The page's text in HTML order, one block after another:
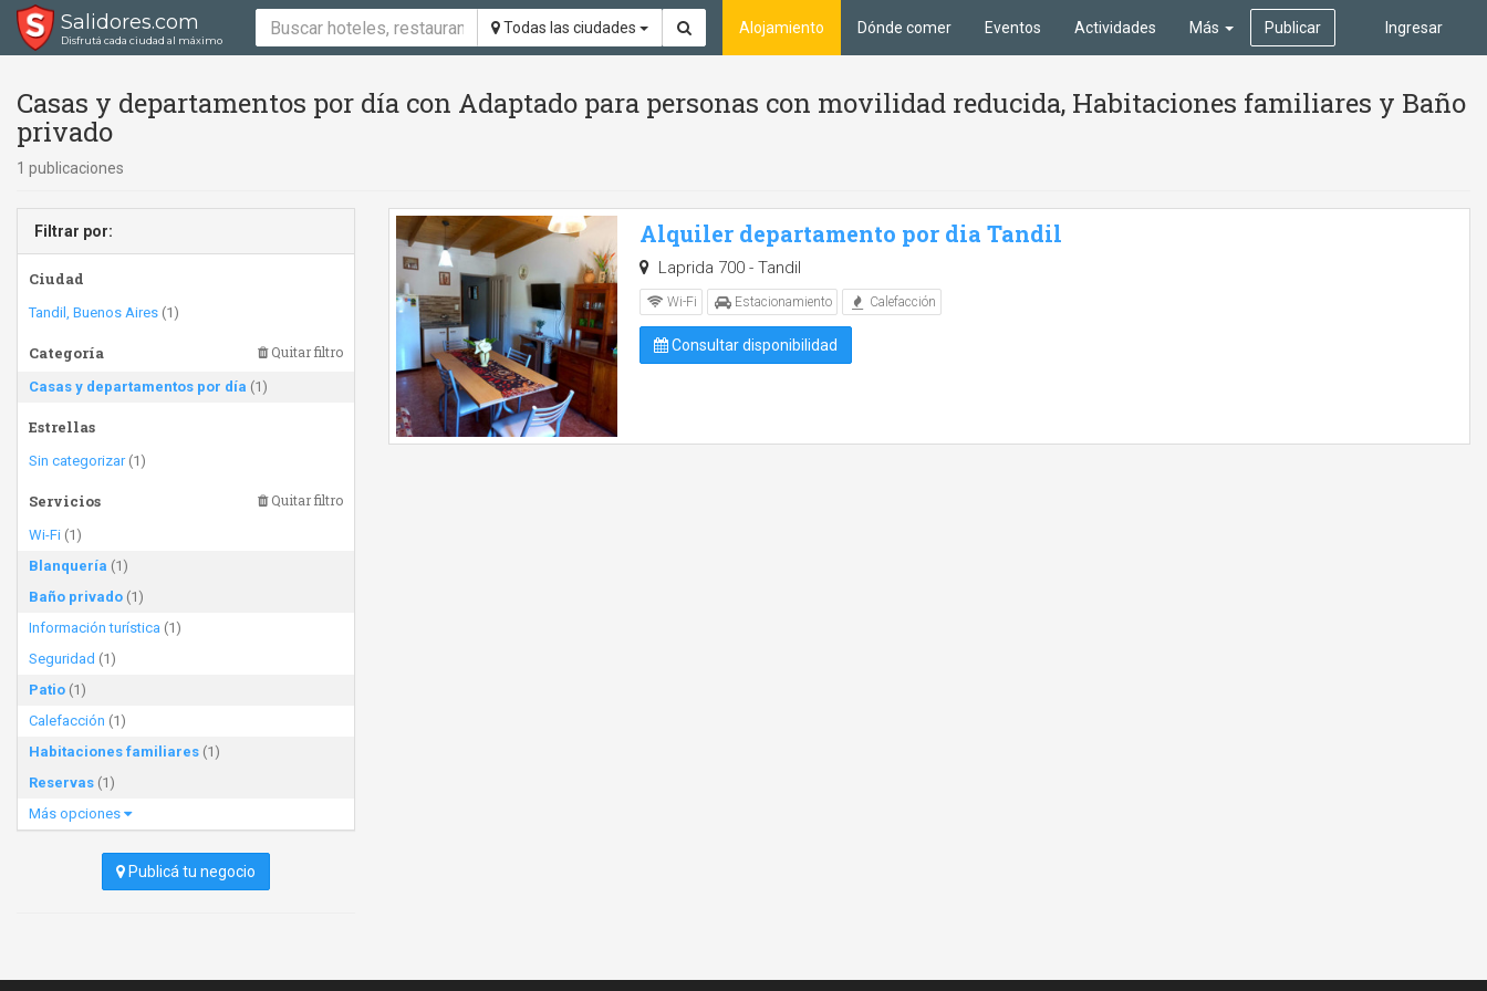
Salidores.com
Disfrutá cada ciudad al máximo
Todas las ciudades Ingresar
Alojamiento Dónde comer Eventos Actividades Más Publicar
Casas y departamentos por día con Adaptado para personas con movilidad reducida, Habitaciones familiares y Baño
privado
1 publicaciones
Filtrar por:
Ciudad
Tandil, Buenos Aires (1)
Categoría Quitar filtro
Casas y departamentos por día (1)
Estrellas
Sin categorizar(1)
Servicios Quitar filtro
Wi-Fi (1)
Blanquería (1)
Baño privado (1)
Información turística (1)
Seguridad (1)
Patio (1)
Calefacción (1)
Habitaciones familiares (1)
Reservas (1)
Más opciones
Publicá tu negocio
Alquiler departamento por dia Tandil
Laprida 700 - Tandil
Wi-Fi Estacionamiento Calefacción
Consultar disponibilidad